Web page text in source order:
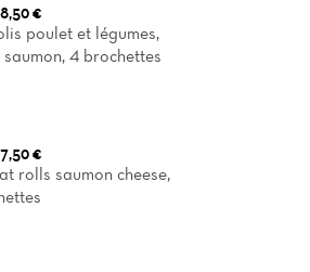
€
poulet et légumes,
saumon, 4 brochettes
€
rolls saumon cheese,